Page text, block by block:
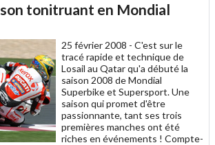
àtonitruant en Mondial
25 février 2008 - C'est sur le
tracé rapide et technique de
Losail au Qatar qu'a débuté la
saison 2008 de Mondial
Superbike et Supersport. Une
saison qui promet d'être
passionnante, tant ses trois
premières manches ont été
riches en événements ! Compte-